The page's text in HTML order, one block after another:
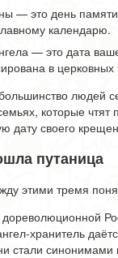
— это день памяти
календарю.
— это дата
в церковных
людей
которые
дату своего
путаница
этими тремя
хранитель
стали синонимами